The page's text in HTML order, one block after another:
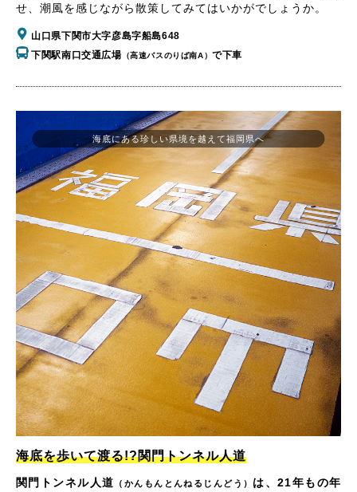
せ、潮風を感じながら散策してみてはいかがでしょうか。
山口県下関市大字彦島字船島648
下関駅南口交通広場 （高速バスのりば南A）で下車
海底を歩いて渡る!?関門トンネル人道
関門トンネル人道 （かんもんとんねるじんどう） は、21年もの年
海底にある珍しい県境を越えて福岡県へ